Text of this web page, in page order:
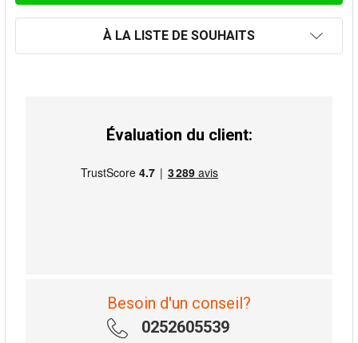
À LA LISTE DE SOUHAITS
Évaluation du client:
Besoin d'un conseil?
0252605539